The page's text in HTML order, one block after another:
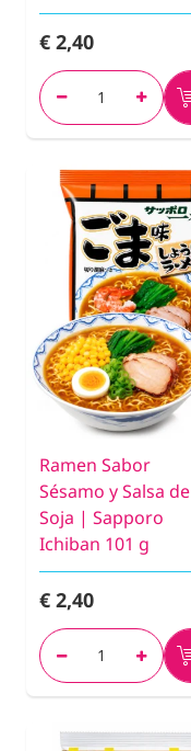
€ 2,40
Ramen Sabor
Sésamo y Salsa de
Soja | Sapporo
Ichiban 101 g
€ 2,40